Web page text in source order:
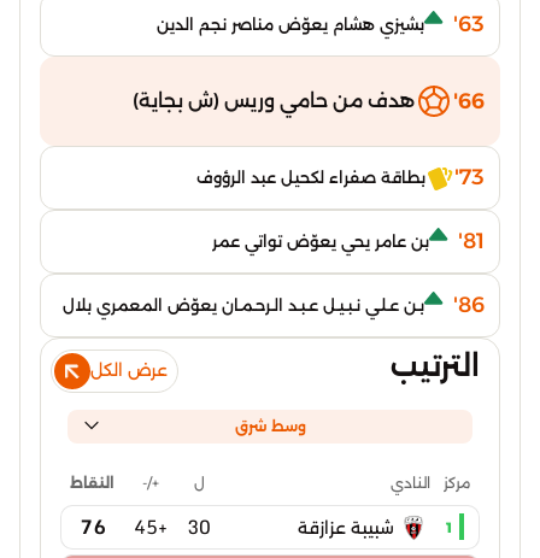
63' بشيزي هشام يعوّض مناصر نجم الدين
66' هدف من حامي وريس (ش بجاية)
73' بطاقة صفراء لكحيل عبد الرؤوف
81' بن عامر يحي يعوّض تواتي عمر
86' بـن عـلـي نـبـيـل عـبـد الـرحـمـان يعوّض المعمري بلال
الترتيب عرض الكل
وسط شرق
مركز النادي ل +/- النقاط
1 شبيبة عزازقة 30
+45
76